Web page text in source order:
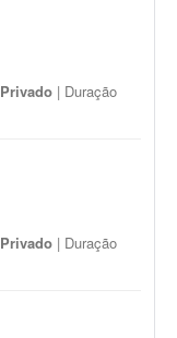
Privado | Duração
Privado | Duração